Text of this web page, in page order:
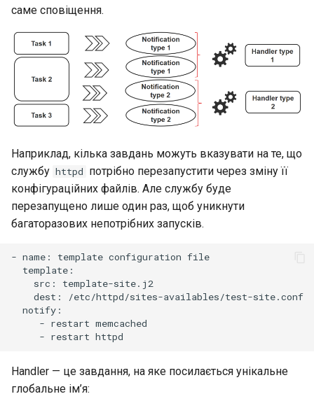
саме сповіщення.
Наприклад, кілька завдань можуть вказувати на те, що
службу httpd потрібно перезапустити через зміну її
конфігураційних файлів. Але службу буде
перезапущено лише один раз, щоб уникнути
багаторазових непотрібних запусків.
- name: template configuration
src:
dest:
- restart
- restart
Handler — це завдання, на яке посилається унікальне
глобальне ім’я: